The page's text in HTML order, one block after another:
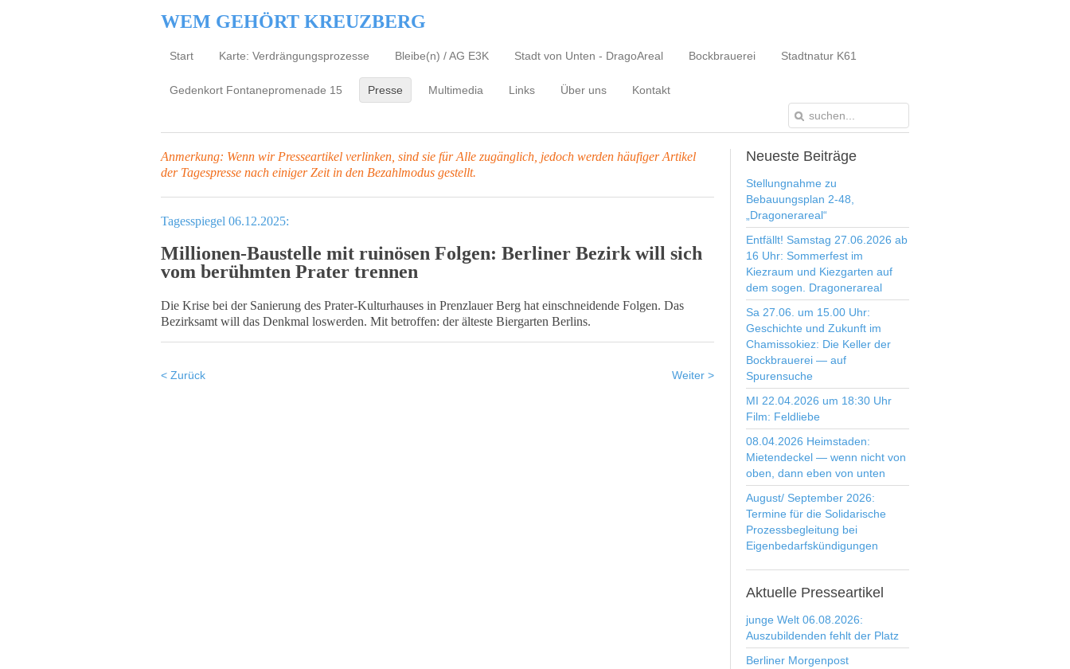
WEM GEHÖRT KREUZBERG
Start Karte: Verdrängungsprozesse Bleibe(n) / AG E3K Stadt von Unten - DragoAreal Bockbrauerei Stadtnatur K61
Gedenkort Fontanepromenade 15 Presse Multimedia Links Über uns Kontakt
Anmerkung: Wenn wir Presseartikel verlinken, sind sie für Alle zugänglich, jedoch werden häufiger Artikel
der Tagespresse nach einiger Zeit in den Bezahlmodus gestellt.
Tagesspiegel 06.12.2025:
Millionen-Baustelle mit ruinösen Folgen: Berliner Bezirk will sich
vom berühmten Prater trennen
Die Krise bei der Sanierung des Prater-Kulturhauses in Prenzlauer Berg hat einschneidende Folgen. Das
Bezirksamt will das Denkmal loswerden. Mit betroffen: der älteste Biergarten Berlins.
< Zurück Weiter >
Neueste Beiträge
Stellungnahme zu
Bebauungsplan 2-48,
„Dragonerareal“
Entfällt! Samstag 27.06.2026 ab
16 Uhr: Sommerfest im
Kiezraum und Kiezgarten auf
dem sogen. Dragonerareal
Sa 27.06. um 15.00 Uhr:
Geschichte und Zukunft im
Chamissokiez: Die Keller der
Bockbrauerei — auf
Spurensuche
MI 22.04.2026 um 18:30 Uhr
Film: Feldliebe
08.04.2026 Heimstaden:
Mietendeckel — wenn nicht von
oben, dann eben von unten
August/ September 2026:
Termine für die Solidarische
Prozessbegleitung bei
Eigenbedarfskündigungen
Aktuelle Presseartikel
junge Welt 06.08.2026:
Auszubildenden fehlt der Platz
Berliner Morgenpost